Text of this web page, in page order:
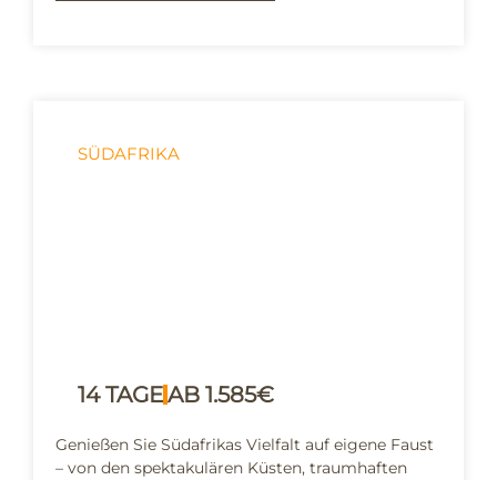
SÜDAFRIKA
14 TAGEAB 1.585€
Genießen Sie Südafrikas Vielfalt auf eigene Faust
– von den spektakulären Küsten, traumhaften